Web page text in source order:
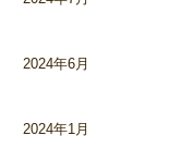
2024年6月
2024年1月